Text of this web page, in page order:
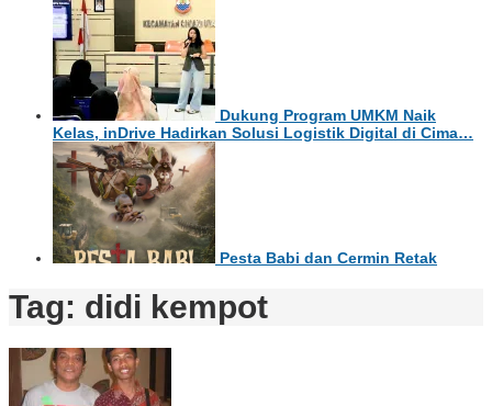
Dukung Program UMKM Naik
Kelas, inDrive Hadirkan Solusi Logistik Digital di Cima…
Pesta Babi dan Cermin Retak
Tag: didi kempot